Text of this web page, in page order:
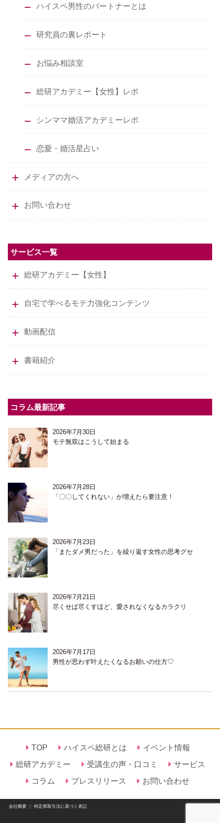
ハイスペ男性のパートナーとは
研究員の裏レポート
お悩み相談室
総研アカデミー【女性】レポ
シンママ婚活アカデミーレポ
恋愛・婚活星占い
メディアの方へ
お問い合わせ
サービス一覧
総研アカデミー【女性】
自宅で学べるモテ力強化コンテンツ
動画配信
書籍紹介
コラム最新記事
2026年7月30日
モテ無双はこうして始まる
2026年7月28日
「〇〇してくれない」が増えたら要注意！
2026年7月23日
「またダメ男だった」を繰り返す女性の思考グセ
2026年7月21日
尽くせば尽くすほど、愛されなくなるカラクリ
2026年7月17日
男性が思わず叶えたくなるお願いの仕方♡
TOP ハイスペ総研とは
イベント情報
総研アカデミー
受講生の声・口コミ
サービス
コラム
プレスリリース お問い合わせ
会社概要｜ 特定商取引法に基づく表記